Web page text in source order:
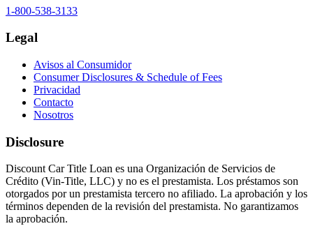
1-800-538-3133
Legal
Avisos al Consumidor
Consumer Disclosures & Schedule of Fees
Privacidad
Contacto
Nosotros
Disclosure
Discount Car Title Loan es una Organización de Servicios de
Crédito (Vin-Title, LLC) y no es el prestamista. Los préstamos son
otorgados por un prestamista tercero no afiliado. La aprobación y los
términos dependen de la revisión del prestamista. No garantizamos
la aprobación.